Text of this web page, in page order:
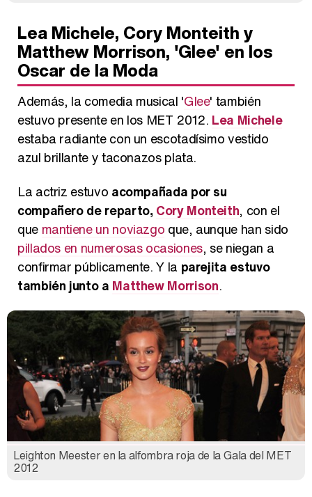
Lea Michele, Cory Monteith y
Matthew Morrison, 'Glee' en los
Oscar de la Moda
Además, la comedia musical 'Glee' también
estuvo presente en los MET 2012. Lea Michele
estaba radiante con un escotadísimo vestido
azul brillante y taconazos plata.
La actriz estuvo acompañada por su
compañero de reparto, Cory Monteith, con el
que mantiene un noviazgo que, aunque han sido
pillados en numerosas ocasiones, se niegan a
confirmar públicamente. Y la parejita estuvo
también junto a Matthew Morrison.
Leighton Meester en la alfombra roja de la Gala del MET
2012